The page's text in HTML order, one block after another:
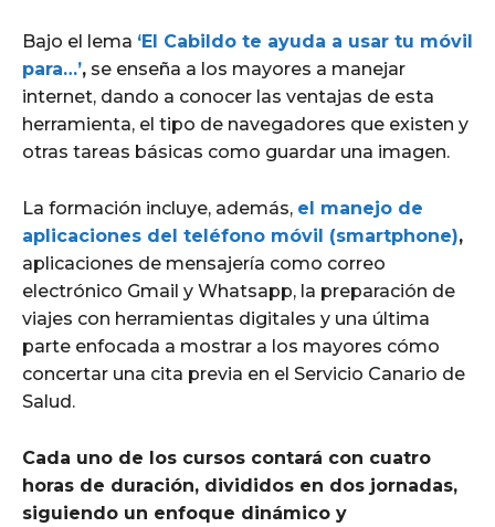
Bajo el lema ‘El Cabildo te ayuda a usar tu móvil
para…’, se enseña a los mayores a manejar
internet, dando a conocer las ventajas de esta
herramienta, el tipo de navegadores que existen y
otras tareas básicas como guardar una imagen.
La formación incluye, además, el manejo de
aplicaciones del teléfono móvil (smartphone),
aplicaciones de mensajería como correo
electrónico Gmail y Whatsapp, la preparación de
viajes con herramientas digitales y una última
parte enfocada a mostrar a los mayores cómo
concertar una cita previa en el Servicio Canario de
Salud.
Cada uno de los cursos contará con cuatro
horas de duración, divididos en dos jornadas,
siguiendo un enfoque dinámico y